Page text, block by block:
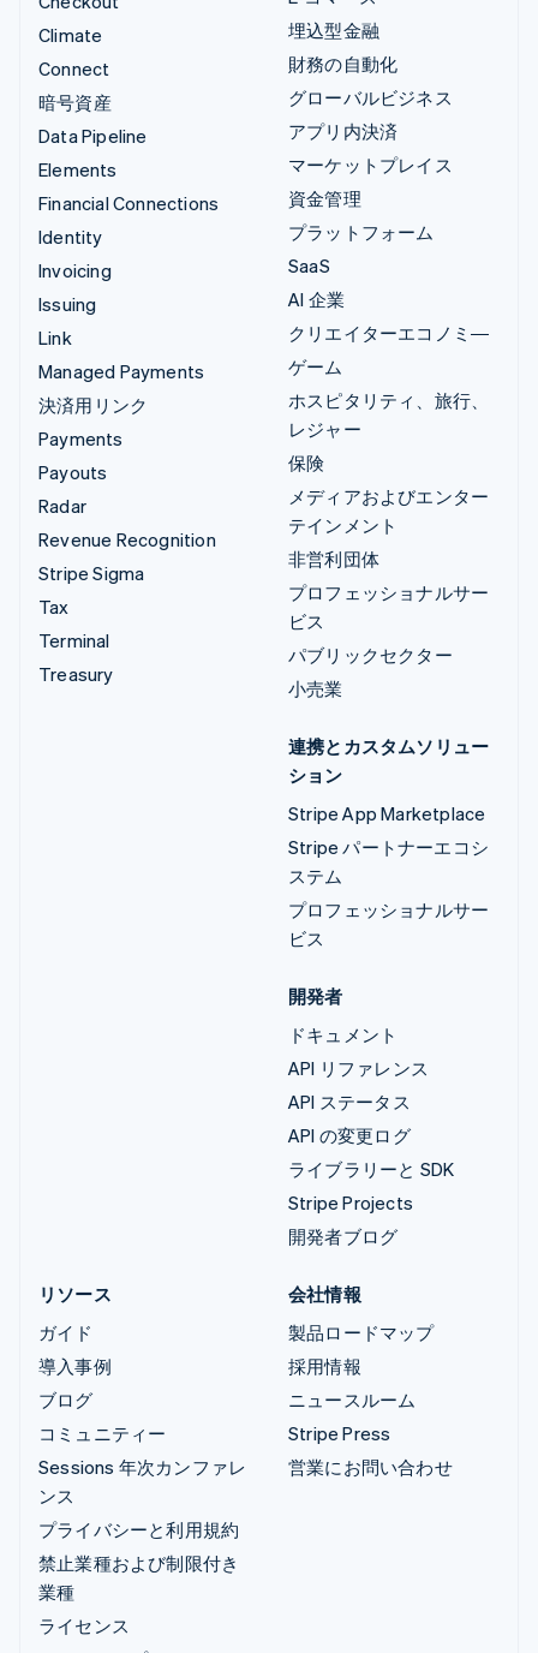
Climate
Connect
暗号資産
Data Pipeline
Elements
Financial Connections
Identity
Invoicing
Issuing
Link
Managed Payments
決済用リンク
Payments
Payouts
Radar
Revenue Recognition
Stripe Sigma
Tax
Terminal
Treasury
埋込型金融
財務の自動化
グローバルビジネス
アプリ内決済
マーケットプレイス
資金管理
プラットフォーム
SaaS
AI 企業
クリエイターエコノミ―
ゲーム
ホスピタリティ、旅行、
レジャー
保険
メディアおよびエンター
テインメント
非営利団体
プロフェッショナルサー
ビス
パブリックセクター
小売業
連携とカスタムソリュー
ション
Stripe App Marketplace
Stripe パートナーエコシ
ステム
プロフェッショナルサー
ビス
開発者
ドキュメント
API リファレンス
API ステータス
API の変更ログ
ライブラリーと SDK
Stripe Projects
開発者ブログ
リソース
ガイド
導入事例
ブログ
コミュニティー
Sessions 年次カンファレ
ンス
プライバシーと利用規約
禁止業種および制限付き
業種
ライセンス
会社情報
製品ロードマップ
採用情報
ニュースルーム
Stripe Press
営業にお問い合わせ